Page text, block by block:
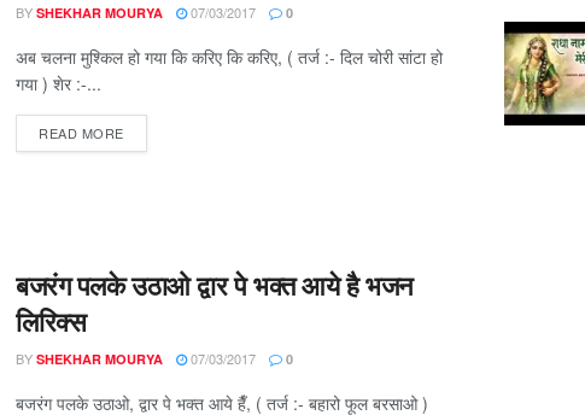
BY SHEKHAR MOURYA 07/03/2017 0
अब चलना मुश्किल हो गया कि करिए कि करिए, ( तर्ज :- दिल चोरी सांटा हो
गया ) शेर :-...
READ MOREDETAILS
बजरंग पलके उठाओ द्वार पे भक्त आये है भजन
लिरिक्स
BY SHEKHAR MOURYA 07/03/2017 0
बजरंग पलके उठाओ, द्वार पे भक्त आये हैँ, ( तर्ज :- बहारो फूल बरसाओ )